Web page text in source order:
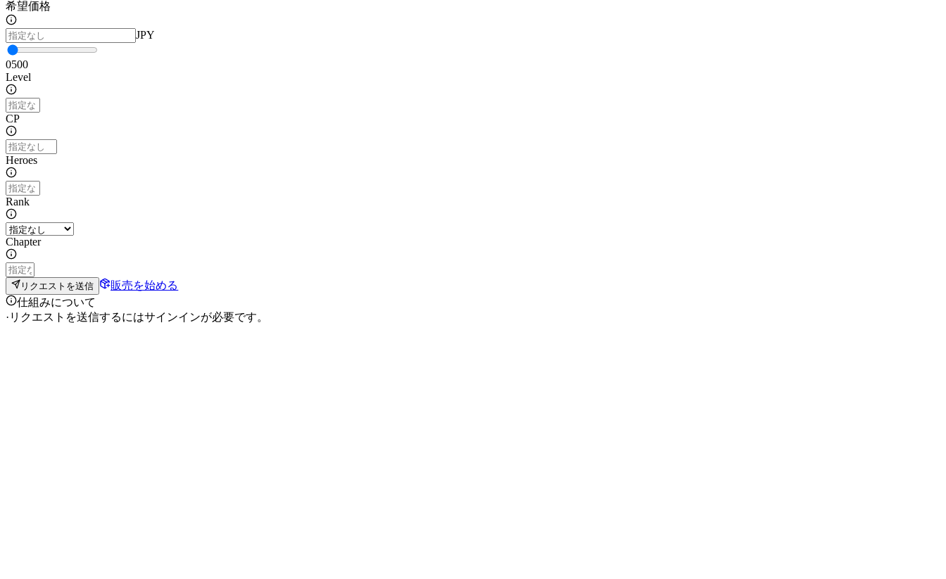
希望価格
JPY
0500
Level
CP
Heroes
Rank
Chapter
リクエストを送信
販売を始める
仕組みについて
· リクエストを送信するにはサインインが必要です。